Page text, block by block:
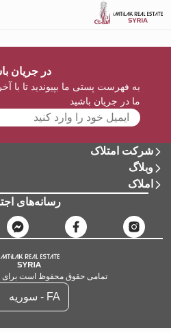
در جریان
به فهرست پستی ما بپیوندید تا با
ما در جریان باشید
شرکت امتلاک
وبلاگ
املاک
رسانه‌های
تمامی حقوق محفوظ است برای
FA - سوریه